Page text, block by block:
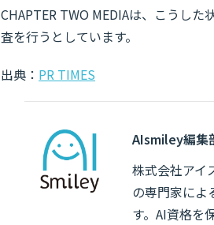
CHAPTER TWO MEDIAは、こうし
査を行うとしています。
出典： PR TIMES
AIsmiley編集
株式会社アイ
の専門家によ
す。AI資格を